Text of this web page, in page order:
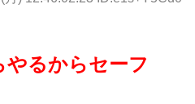
やるからセーフ